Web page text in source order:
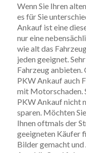
Wenn Sie Ihren
es für Sie
Ankauf ist eine
nur eine
wie alt das
jeden geeignet.
Fahrzeug anbieten.
PKW Ankauf auch
mit Motorschaden.
PKW Ankauf nicht
sparen. Möchten
Ihnen oftmals der
geeigneten Käufer
Bilder gemacht